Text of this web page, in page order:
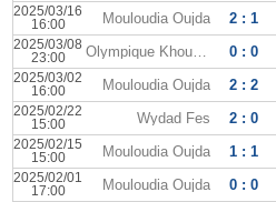
2025/03/16
16:00
Mouloudia Oujda 2 : 1
2025/03/08
23:00
Olympique Khouribga 0 : 0
2025/03/02
16:00
Mouloudia Oujda 2 : 2
2025/02/22
15:00
Wydad Fes 2 : 0
2025/02/15
15:00
Mouloudia Oujda 1 : 1
2025/02/01
17:00
Mouloudia Oujda 0 : 0